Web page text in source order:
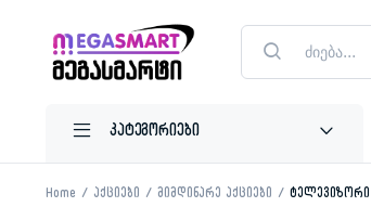
Products
search
Home აქციები მიმდინარე აქციები ტელევიზორი